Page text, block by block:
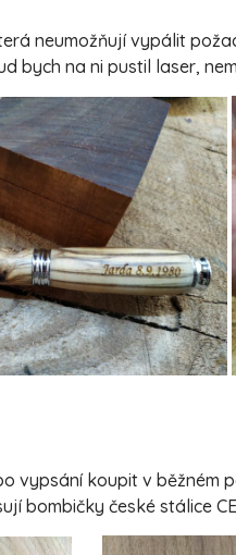
neumožňují vypálit
bych na ni pustil laser,
vypsání koupit v
bombičky české stálice